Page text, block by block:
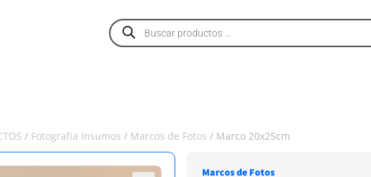
/ Fotografía Insumos / Marcos de Fotos / Marco 20x25cm
Marcos de Fotos